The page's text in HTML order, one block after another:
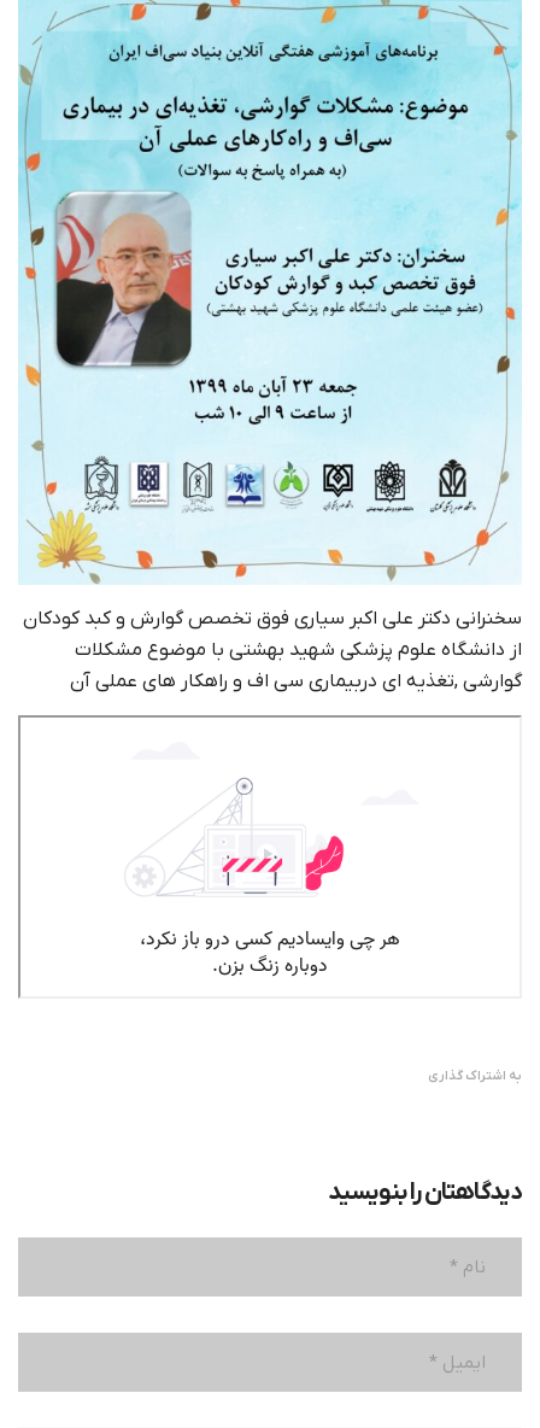
سخنرانی دکتر علی اکبر سیاری فوق تخصص گوارش و کبد کودکان
از دانشگاه علوم پزشکی شهید بهشتی با موضوع مشکلات
گوارشی ,تغذیه ای دربیماری سی اف و راهکار های عملی آن
به اشتراک گذاری
دیدگاهتان را بنویسید